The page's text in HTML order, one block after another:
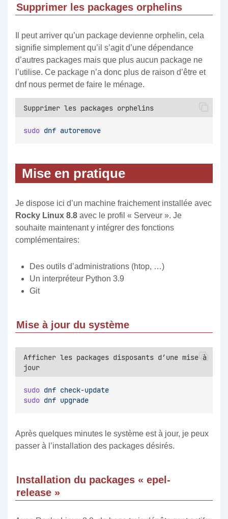
Supprimer les packages orphelins
Il peut arriver qu’un package devienne orphelin, cela
signifie simplement qu’il s’agit d’une dépendance
d’autres packages mais que plus aucun package ne
l’utilise. Ce package n’a donc plus de raison d’être et
dnf nous permet de faire le ménage.
Supprimer les packages orphelins
sudo dnf autoremove
Mise en pratique
Je dispose ici d’un machine fraichement installée avec
Rocky Linux 8.8 avec le profil « Serveur ». Je
souhaite maintenant y intégrer des fonctions
complémentaires:
Des outils d’administrations (htop, …)
Un interpréteur Python 3.9
Git
Mise à jour du système
Afficher les packages disposants d’une mise à
jour
sudo dnf check-update
sudo dnf upgrade
Après quelques minutes le système est à jour, je peux
passer à l’installation des packages désirés.
Installation du packages « epel-
release »